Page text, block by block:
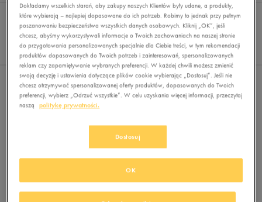
Sortuj:
REKOMENDOWANE
FILTRUJ
Pokaż
60
z 0
Nie wybrano filtrów
Brak produktów do wyświetlenia
Zmień kryteria wyszukiwania lub
Dokładamy wszelkich starań, aby zakupy naszych Klientów były udane, a produkty,
które wybierają – najlepiej dopasowane do ich potrzeb. Robimy to jednak przy pełnym
poszanowaniu bezpieczeństwa wszystkich danych osobowych. Kliknij „OK”, jeśli
chcesz, abyśmy wykorzystywali informacje o Twoich zachowaniach na naszej stronie
do przygotowania personalizowanych specjalnie dla Ciebie treści, w tym rekomendacji
produktów dopasowanych do Twoich potrzeb i zainteresowań, spersonalizowanych
reklam czy zapamiętywanie wybranych preferencji. W każdej chwili możesz zmienić
swoją decyzję i ustawienia dotyczące plików cookie wybierając „Dostosuj”. Jeśli nie
chcesz otrzymywać spersonalizowanej oferty produktów, dopasowanych do Twoich
preferencji, wybierz „Odrzuć wszystkie”. W celu uzyskania więcej informacji, przeczytaj
naszą
politykę prywatności.
Dostosuj
OK